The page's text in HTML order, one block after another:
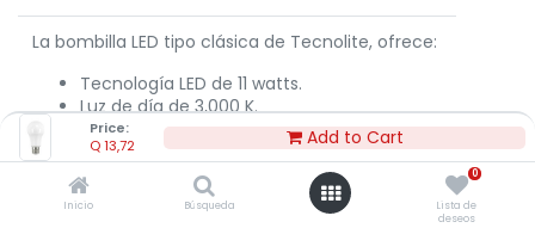
Price:
Q13,72 Add to Cart
Inicio Búsqueda
0
Lista de
deseos
La bombilla LED tipo clásica de Tecnolite, ofrece:
Tecnología LED de 11 watts.
Luz de día de 3,000 K.
Flujo luminoso 1,000 lm.
10,000 horas de vida aproximadamente.
Uso para interiores.
Rosca E-27.